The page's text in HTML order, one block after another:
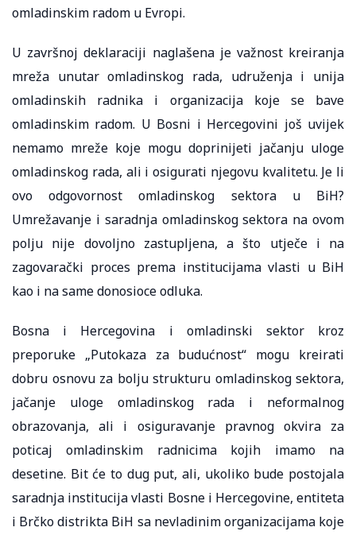
omladinskim radom u Evropi.
U završnoj deklaraciji naglašena je važnost kreiranja
mreža unutar omladinskog rada, udruženja i unija
omladinskih radnika i organizacija koje se bave
omladinskim radom. U Bosni i Hercegovini još uvijek
nemamo mreže koje mogu doprinijeti jačanju uloge
omladinskog rada, ali i osigurati njegovu kvalitetu. Je li
ovo odgovornost omladinskog sektora u BiH?
Umrežavanje i saradnja omladinskog sektora na ovom
polju nije dovoljno zastupljena, a što utječe i na
zagovarački proces prema institucijama vlasti u BiH
kao i na same donosioce odluka.
Bosna i Hercegovina i omladinski sektor kroz
preporuke „Putokaza za budućnost“ mogu kreirati
dobru osnovu za bolju strukturu omladinskog sektora,
jačanje uloge omladinskog rada i neformalnog
obrazovanja, ali i osiguravanje pravnog okvira za
poticaj omladinskim radnicima kojih imamo na
desetine. Bit će to dug put, ali, ukoliko bude postojala
saradnja institucija vlasti Bosne i Hercegovine, entiteta
i Brčko distrikta BiH sa nevladinim organizacijama koje